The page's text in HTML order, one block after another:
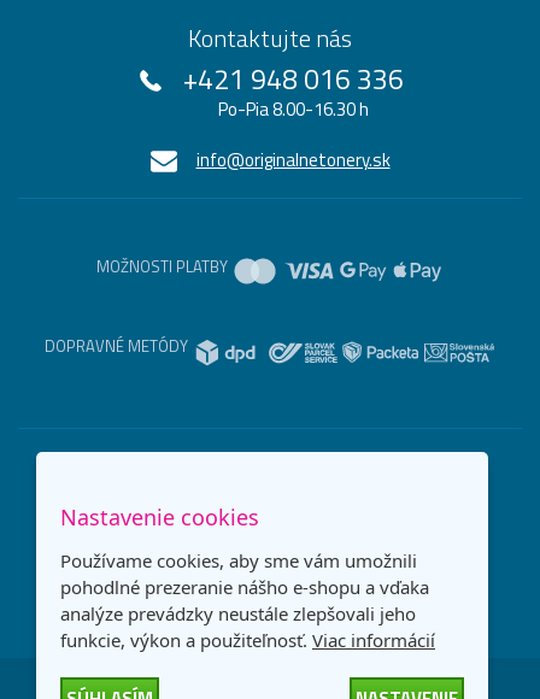
Kontaktujte nás
+421 948 016 336
Po-Pia 8.00-16.30 h
info@originalnetonery.sk
MOŽNOSTI PLATBY
DOPRAVNÉ METÓDY
Nastavenie cookies
Používame cookies, aby sme vám umožnili
pohodlné prezeranie nášho e-shopu a vďaka
analýze prevádzky neustále zlepšovali jeho
funkcie, výkon a použiteľnosť. Viac informácií